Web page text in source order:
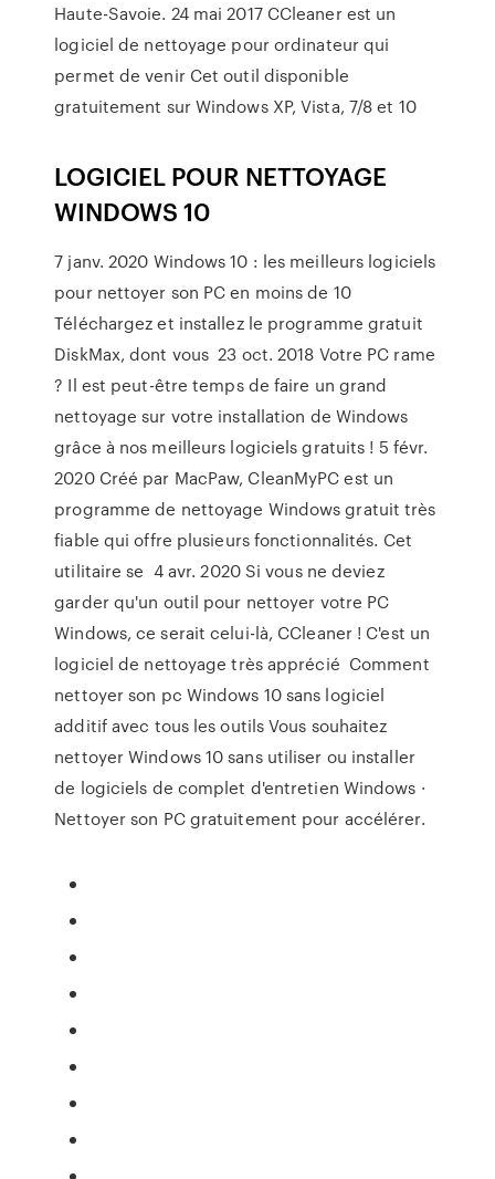
Haute-Savoie. 24 mai 2017 CCleaner est un
logiciel de nettoyage pour ordinateur qui
permet de venir Cet outil disponible
gratuitement sur Windows XP, Vista, 7/8 et 10
LOGICIEL POUR NETTOYAGE
WINDOWS 10
7 janv. 2020 Windows 10 : les meilleurs logiciels
pour nettoyer son PC en moins de 10
Téléchargez et installez le programme gratuit
DiskMax, dont vous 23 oct. 2018 Votre PC rame
? Il est peut-être temps de faire un grand
nettoyage sur votre installation de Windows
grâce à nos meilleurs logiciels gratuits ! 5 févr.
2020 Créé par MacPaw, CleanMyPC est un
programme de nettoyage Windows gratuit très
fiable qui offre plusieurs fonctionnalités. Cet
utilitaire se 4 avr. 2020 Si vous ne deviez
garder qu'un outil pour nettoyer votre PC
Windows, ce serait celui-là, CCleaner ! C'est un
logiciel de nettoyage très apprécié Comment
nettoyer son pc Windows 10 sans logiciel
additif avec tous les outils Vous souhaitez
nettoyer Windows 10 sans utiliser ou installer
de logiciels de complet d'entretien Windows ·
Nettoyer son PC gratuitement pour accélérer.